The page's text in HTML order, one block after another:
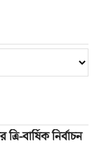
বার্ষিক নির্বাচন